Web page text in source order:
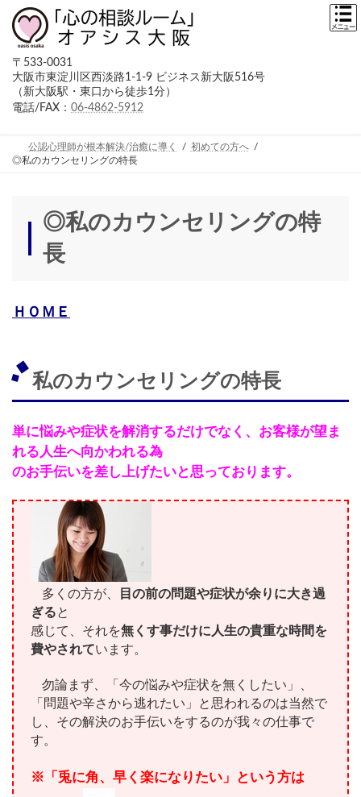
〒533-0031
大阪市東淀川区西淡路1-1-9 ビジネス新大阪516号
（新大阪駅・東口から徒歩1分）
電話/FAX： 06-4862-5912
公認心理師が根本解決/治癒に導く
初めての方へ
◎私のカウンセリングの特長
◎私のカウンセリングの特
長
ＨＯＭＥ
私のカウンセリングの特長
単に悩みや症状を解消するだけでなく、お客様が望ま
れる人生へ向かわれる為
のお手伝いを差し上げたいと思っております。
多くの方が、
目の前の問題や症状が余りに大き過
ぎると
感じて、それを無くす事だけに人生の貴重な時間を
費やされています。
勿論まず、「今の悩みや症状を無くしたい」、
「問題や辛さから逃れたい」
と思われるのは当然で
し、その解決のお手伝いをするのが我々の仕事で
す。
※「兎に角、早く楽になりたい」という方は